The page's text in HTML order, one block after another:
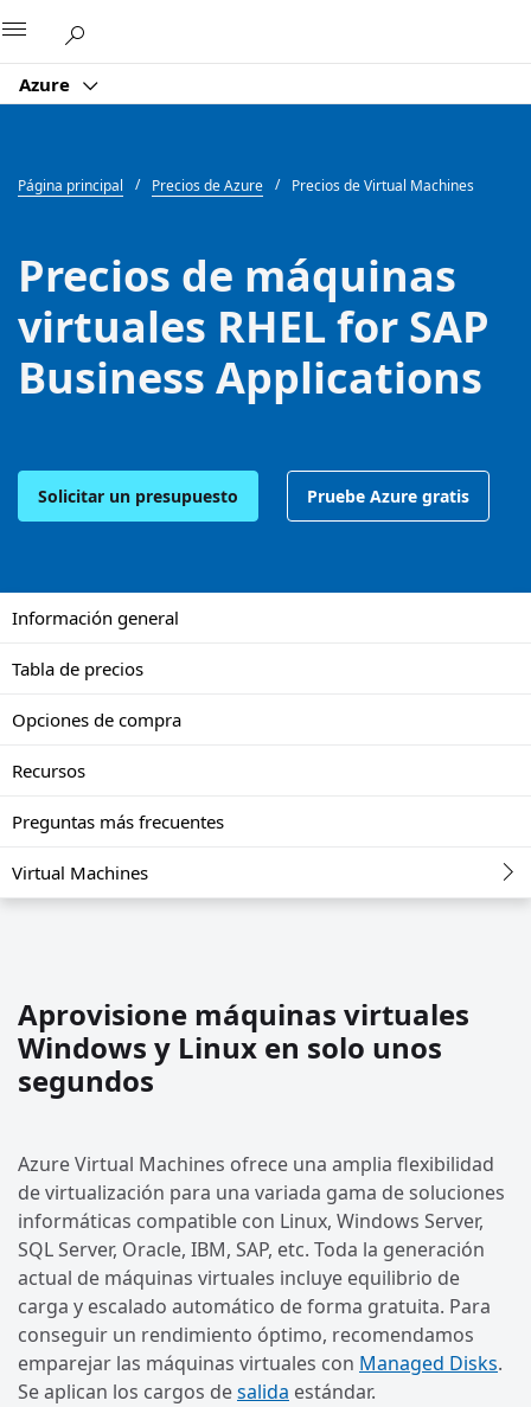
Azure
Página principal Precios de Azure Precios de Virtual Machines
Precios de máquinas
virtuales RHEL for SAP
Business Applications
Solicitar un presupuesto Pruebe Azure gratis
Información general
Tabla de precios
Opciones de compra
Recursos
Preguntas más frecuentes
Virtual Machines
Aprovisione máquinas virtuales
Windows y Linux en solo unos
segundos
Azure Virtual Machines ofrece una amplia flexibilidad
de virtualización para una variada gama de soluciones
informáticas compatible con Linux, Windows Server,
SQL Server, Oracle, IBM, SAP, etc. Toda la generación
actual de máquinas virtuales incluye equilibrio de
carga y escalado automático de forma gratuita. Para
conseguir un rendimiento óptimo, recomendamos
emparejar las máquinas virtuales con Managed Disks.
Se aplican los cargos desalida estándar.